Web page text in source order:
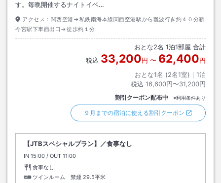
す。毎晩開催するナイトイベ…
アクセス： 関西空港→私鉄南海本線関西空港駅から難波行き約４０分新
今宮駅下車西出口→徒歩約１分
おとな2名 1泊1部屋 合計
税込 33,200円 〜 62,400円
おとな1名 (2名1室)｜ 1泊
税込 16,600円〜31,200円
割引クーポン配布中 ※利用条件あり
９月までの宿泊に使える割引クーポン
【JTBスペシャルプラン】／食事なし
IN チェックイン
15:00 / OUT チェックアウト
11:00
食事なし
ツインルーム 禁煙 29.5平米